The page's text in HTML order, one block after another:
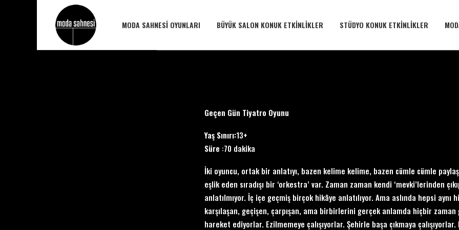
MODA SAHNESI OYUNLARI BÜYÜK SALON KONUK ETKINLIKLER STÜDYO KONUK ETKINLIKLER
Geçen Gün Tiyatro Oyunu
Yaş Sınırı:13+
Süre :70 dakika
İki oyuncu, ortak bir anlatıyı, bazen kelime kelime, bazen cümle cümle
eşlik eden sıradışı bir ‘orkestra’ var. Zaman zaman kendi ‘mevki’lerinden
anlatılmıyor. İç içe geçmiş birçok hikâye anlatılıyor. Ama aslında hepsi
karşılaşan, geçişen, çarpışan, ama birbirlerini gerçek anlamda hiçbir
hareket ediyorlar. Ezilmemeye çalışıyorlar. Şehirle başa çıkmaya